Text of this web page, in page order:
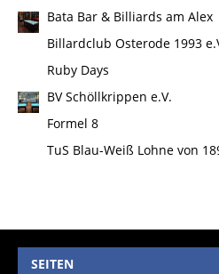
Bata Bar & Billiards am Alex
Billardclub Osterode 1993
Ruby Days
BV Schöllkrippen e.V.
Formel 8
TuS Blau-Weiß Lohne von
SEITEN